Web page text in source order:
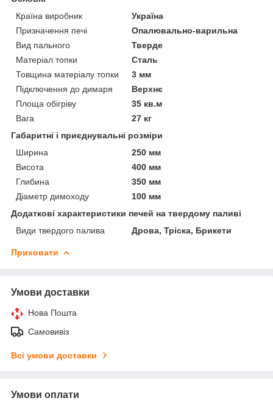
Країна виробник
Україна
Призначення печі
Опалювально-варильна
Вид пального
Тверде
Матеріал топки
Сталь
Товщина матеріалу топки
3 мм
Підключення до димаря
Верхнє
Площа обігріву
35 кв.м
Вага
27 кг
Габаритні і приєднувальні розміри
Ширина
250 мм
Висота
400 мм
Глибина
350 мм
Діаметр димоходу
100 мм
Додаткові характеристики печей на твердому паливі
Види твердого палива
Дрова, Тріска, Брикети
Приховати
Умови доставки
Нова Пошта
Самовивіз
Всі умови доставки
Умови оплати